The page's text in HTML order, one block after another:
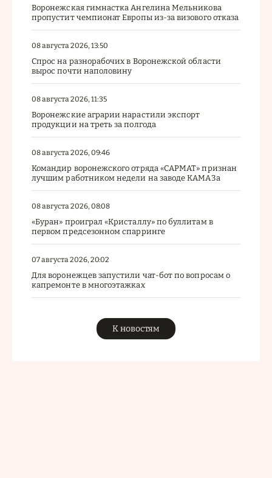
Воронежская гимнастка Ангелина Мельникова
пропустит чемпионат Европы из-за визового отказа
08 августа 2026, 13:50
Спрос на разнорабочих в Воронежской области
вырос почти наполовину
08 августа 2026, 11:35
Воронежские аграрии нарастили экспорт
продукции на треть за полгода
08 августа 2026, 09:46
Командир воронежского отряда «САРМАТ» признан
лучшим работником недели на заводе КАМАЗа
08 августа 2026, 08:08
«Буран» проиграл «Кристаллу» по буллитам в
первом предсезонном спарринге
07 августа 2026, 20:02
Для воронежцев запустили чат-бот по вопросам о
капремонте в многоэтажках
К новостям